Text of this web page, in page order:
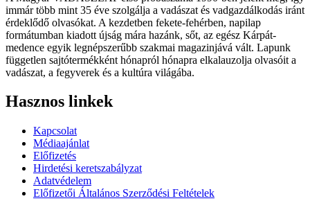
immár több mint 35 éve szolgálja a vadászat és vadgazdálkodás iránt
érdeklődő olvasókat. A kezdetben fekete-fehérben, napilap
formátumban kiadott újság mára hazánk, sőt, az egész Kárpát-
medence egyik legnépszerűbb szakmai magazinjává vált. Lapunk
független sajtótermékként hónapról hónapra elkalauzolja olvasóit a
vadászat, a fegyverek és a kultúra világába.
Hasznos linkek
Kapcsolat
Médiaajánlat
Előfizetés
Hirdetési keretszabályzat
Adatvédelem
Előfizetői Általános Szerződési Feltételek